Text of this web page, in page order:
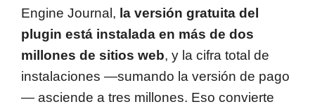
Engine Journal, la versión gratuita del
plugin está instalada en más de dos
millones de sitios web, y la cifra total de
instalaciones —sumando la versión de pago
— asciende a tres millones. Eso convierte